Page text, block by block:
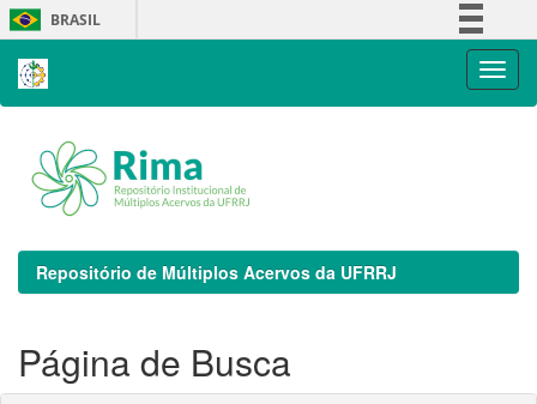
Skip
navigation
BRASIL
Repositório de Múltiplos Acervos da UFRRJ
Página de Busca